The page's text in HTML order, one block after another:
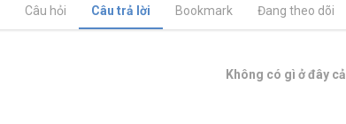
Câu hỏi Câu trả lời Bookmark Đang theo dõi
Không có gì ở đây cả